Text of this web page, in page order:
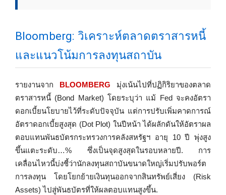
Bloomberg: วิเคราะห์ตลาดตราสารหนี้
และแนวโน้มการลงทุนสถาบัน
รายงานจาก BLOOMBERG มุ่งเน้นไปที่ปฏิกิริยาของตลาด
ตราสารหนี้ (Bond Market) โดยระบุว่า แม้ Fed จะคงอัตรา
ดอกเบี้ยนโยบายไว้ที่ระดับปัจจุบัน แต่การปรับเพิ่มคาดการณ์
อัตราดอกเบี้ยสูงสุด (Dot Plot) ในปีหน้า ได้ผลักดันให้อัตราผล
ตอบแทนพันธบัตรกระทรวงการคลังสหรัฐฯ อายุ 10 ปี พุ่งสูง
ขึ้นแตะระดับ…% ซึ่งเป็นจุดสูงสุดในรอบหลายปี. การ
เคลื่อนไหวนี้บ่งชี้ว่านักลงทุนสถาบันขนาดใหญ่เริ่มปรับพอร์ต
การลงทุน โดยโยกย้ายเงินทุนออกจากสินทรัพย์เสี่ยง (Risk
Assets) ไปสู่พันธบัตรที่ให้ผลตอบแทนสูงขึ้น.